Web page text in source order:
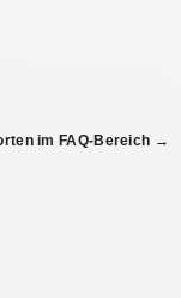
im FAQ-Bereich →